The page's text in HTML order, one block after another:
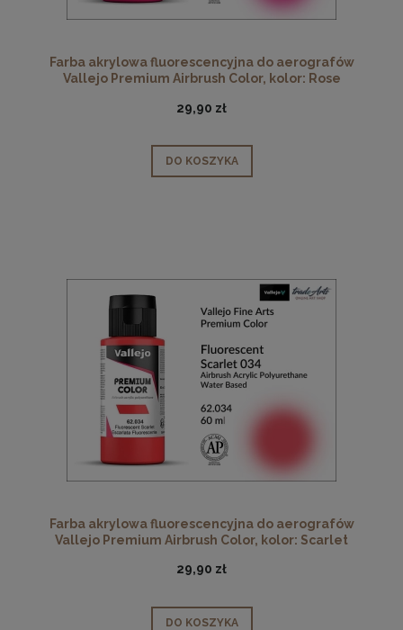
Farba akrylowa fluorescencyjna do aerografów
Vallejo Premium Airbrush Color, kolor: Rose
29,90 zł
DO KOSZYKA
Farba akrylowa fluorescencyjna do aerografów
Vallejo Premium Airbrush Color, kolor: Scarlet
29,90 zł
DO KOSZYKA